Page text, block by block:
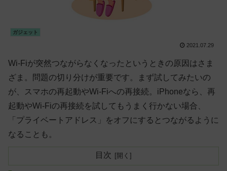
ガジェット
2021.07.29
Wi-Fiが突然つながらなくなったというときの原因はさま
ざま。問題の切り分けが重要です。まず試してみたいの
が、スマホの再起動やWi-Fiへの再接続。iPhoneなら、再
起動やWi-Fiの再接続を試してもうまく行かない場合、
「プライベートアドレス」をオフにするとつながるように
なることも。
目次